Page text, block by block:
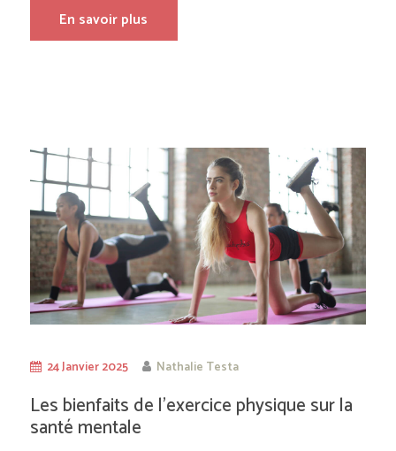
En savoir plus
24 Janvier 2025 Nathalie Testa
Les bienfaits de l’exercice physique sur la
santé mentale